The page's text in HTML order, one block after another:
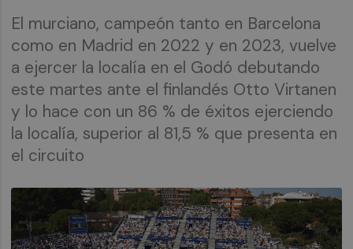
El murciano, campeón tanto en Barcelona
como en Madrid en 2022 y en 2023, vuelve
a ejercer la localía en el Godó debutando
este martes ante el finlandés Otto Virtanen
y lo hace con un 86 % de éxitos ejerciendo
la localía, superior al 81,5 % que presenta en
el circuito